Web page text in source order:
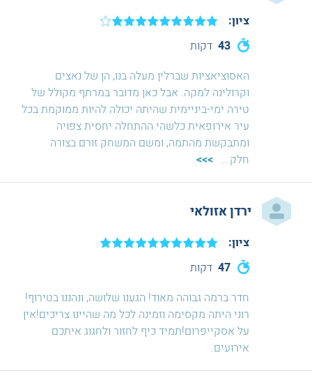
43 דקות
ציון:
האסוציאציות שברלין מעלה בנו, הן של נאצים
וקרולינה למקה. אבל כאן מדובר במרתף מקולל של
טירה ימי-ביניימית שהיתה יכולה להיות ממוקמת בכל
עיר אירופאית כלשהי.ההתחלה יחסית צפויה
ומתבקשת מהתמה, ומשם המשחק זורם בצורה
חלק...
>>>
ירדן אזולאי
47 דקות
ציון:
חדר ברמה גבוהה מאוד! הגענו שלושה, ונהננו בטירוף!
רוני היתה מקסימה וזמינה לכל מה שהיינו צריכים!אין
על אסקייפרום!תמיד כיף לחזור ולחגוג איתכם
אירועים.